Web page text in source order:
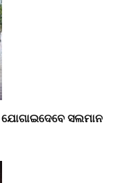
ସଲମାନ